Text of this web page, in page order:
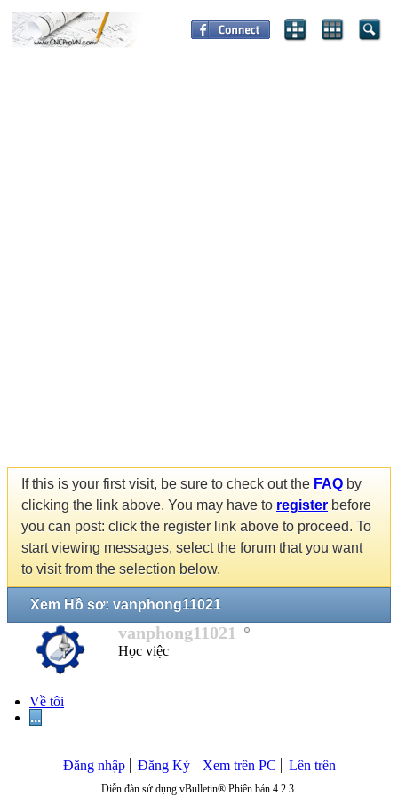
If this is your first visit, be sure to check out the FAQ by
clicking the link above. You may have to register before
you can post: click the register link above to proceed. To
start viewing messages, select the forum that you want
to visit from the selection below.
Xem Hồ sơ: vanphong11021
vanphong11021
Học việc
Về tôi
...
Đăng nhập Đăng Ký Xem trên PC Lên trên
Diễn đàn sử dụng vBulletin® Phiên bản 4.2.3.